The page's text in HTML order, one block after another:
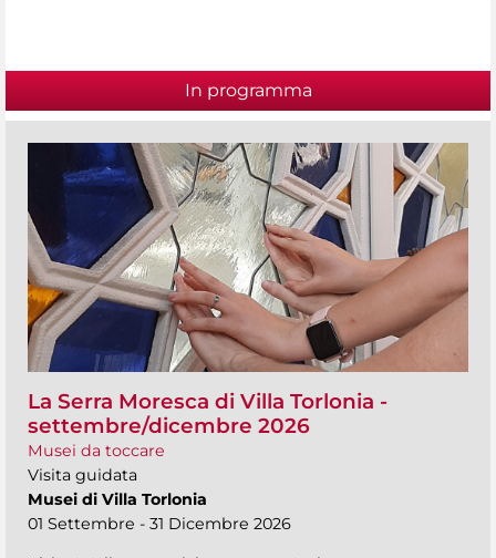
In programma
La Serra Moresca di Villa Torlonia -
settembre/dicembre 2026
Musei da toccare
Visita guidata
Musei di Villa Torlonia
01 Settembre - 31 Dicembre 2026